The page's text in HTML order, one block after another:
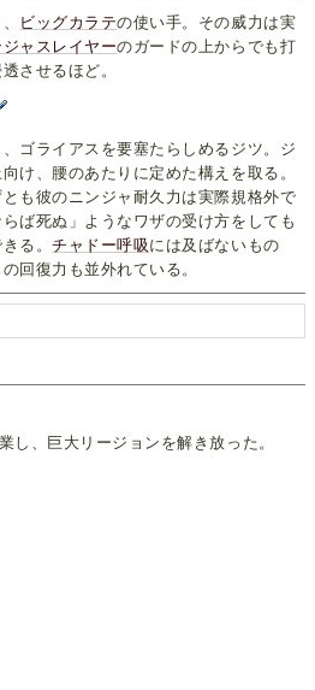
ビッグカラテの使い手。その威力は実
ジャスレイヤーのガードの上からでも打
させるほど。
ゴライアスを要塞たらしめるジツ。ジ
け、腰のあたりに定めた構えを取る。
も彼のニンジャ耐久力は実際規格外で
ば死ぬ」ようなワザの受け方をしても
る。チャドー呼吸には及ばないもの
回復力も並外れている。
し、巨大リージョンを解き放った。